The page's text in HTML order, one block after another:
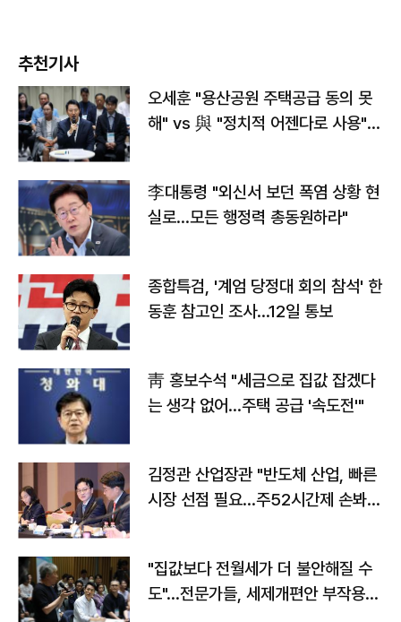
추천기사
오세훈 "용산공원 주택공급 동의 못
해" vs 與 "정치적 어젠다로 사용"
李대통령 "외신서 보던 폭염 상황 현
실로…모든 행정력 총동원하라"
종합특검, '계엄 당정대 회의 참석' 한
동훈 참고인 조사...12일 통보
靑 홍보수석 "세금으로 집값 잡겠다
는 생각 없어…주택 공급 '속도전'"
김정관 산업장관 "반도체 산업, 빠른
시장 선점 필요…주52시간제 손봐
"집값보다 전월세가 더 불안해질 수
도"…전문가들, 세제개편안 부작용